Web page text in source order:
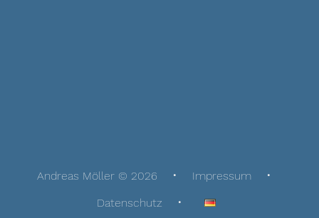
Andreas Möller © 2026
Impressum
Datenschutz